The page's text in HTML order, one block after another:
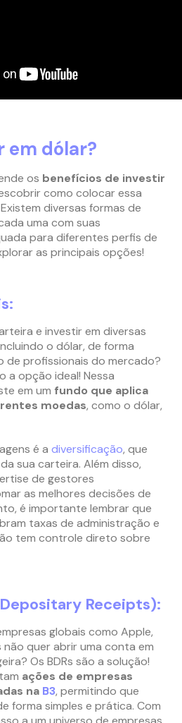
em dólar?
os benefícios de investir
como colocar essa
diversas formas de
uma com suas
para diferentes perfis de
as principais opções!
e investir em diversas
o dólar, de forma
de profissionais do mercado?
a opção ideal! Nessa
em um fundo que aplica
moedas, como o dólar,
é a diversificação, que
sua carteira. Além disso,
de gestores
as melhores decisões de
é importante lembrar que
taxas de administração e
tem controle direto sobre
Receipts):
globais como Apple,
não quer abrir uma conta em
Os BDRs são a solução!
ações de empresas
na B3, permitindo que
forma simples e prática. Com